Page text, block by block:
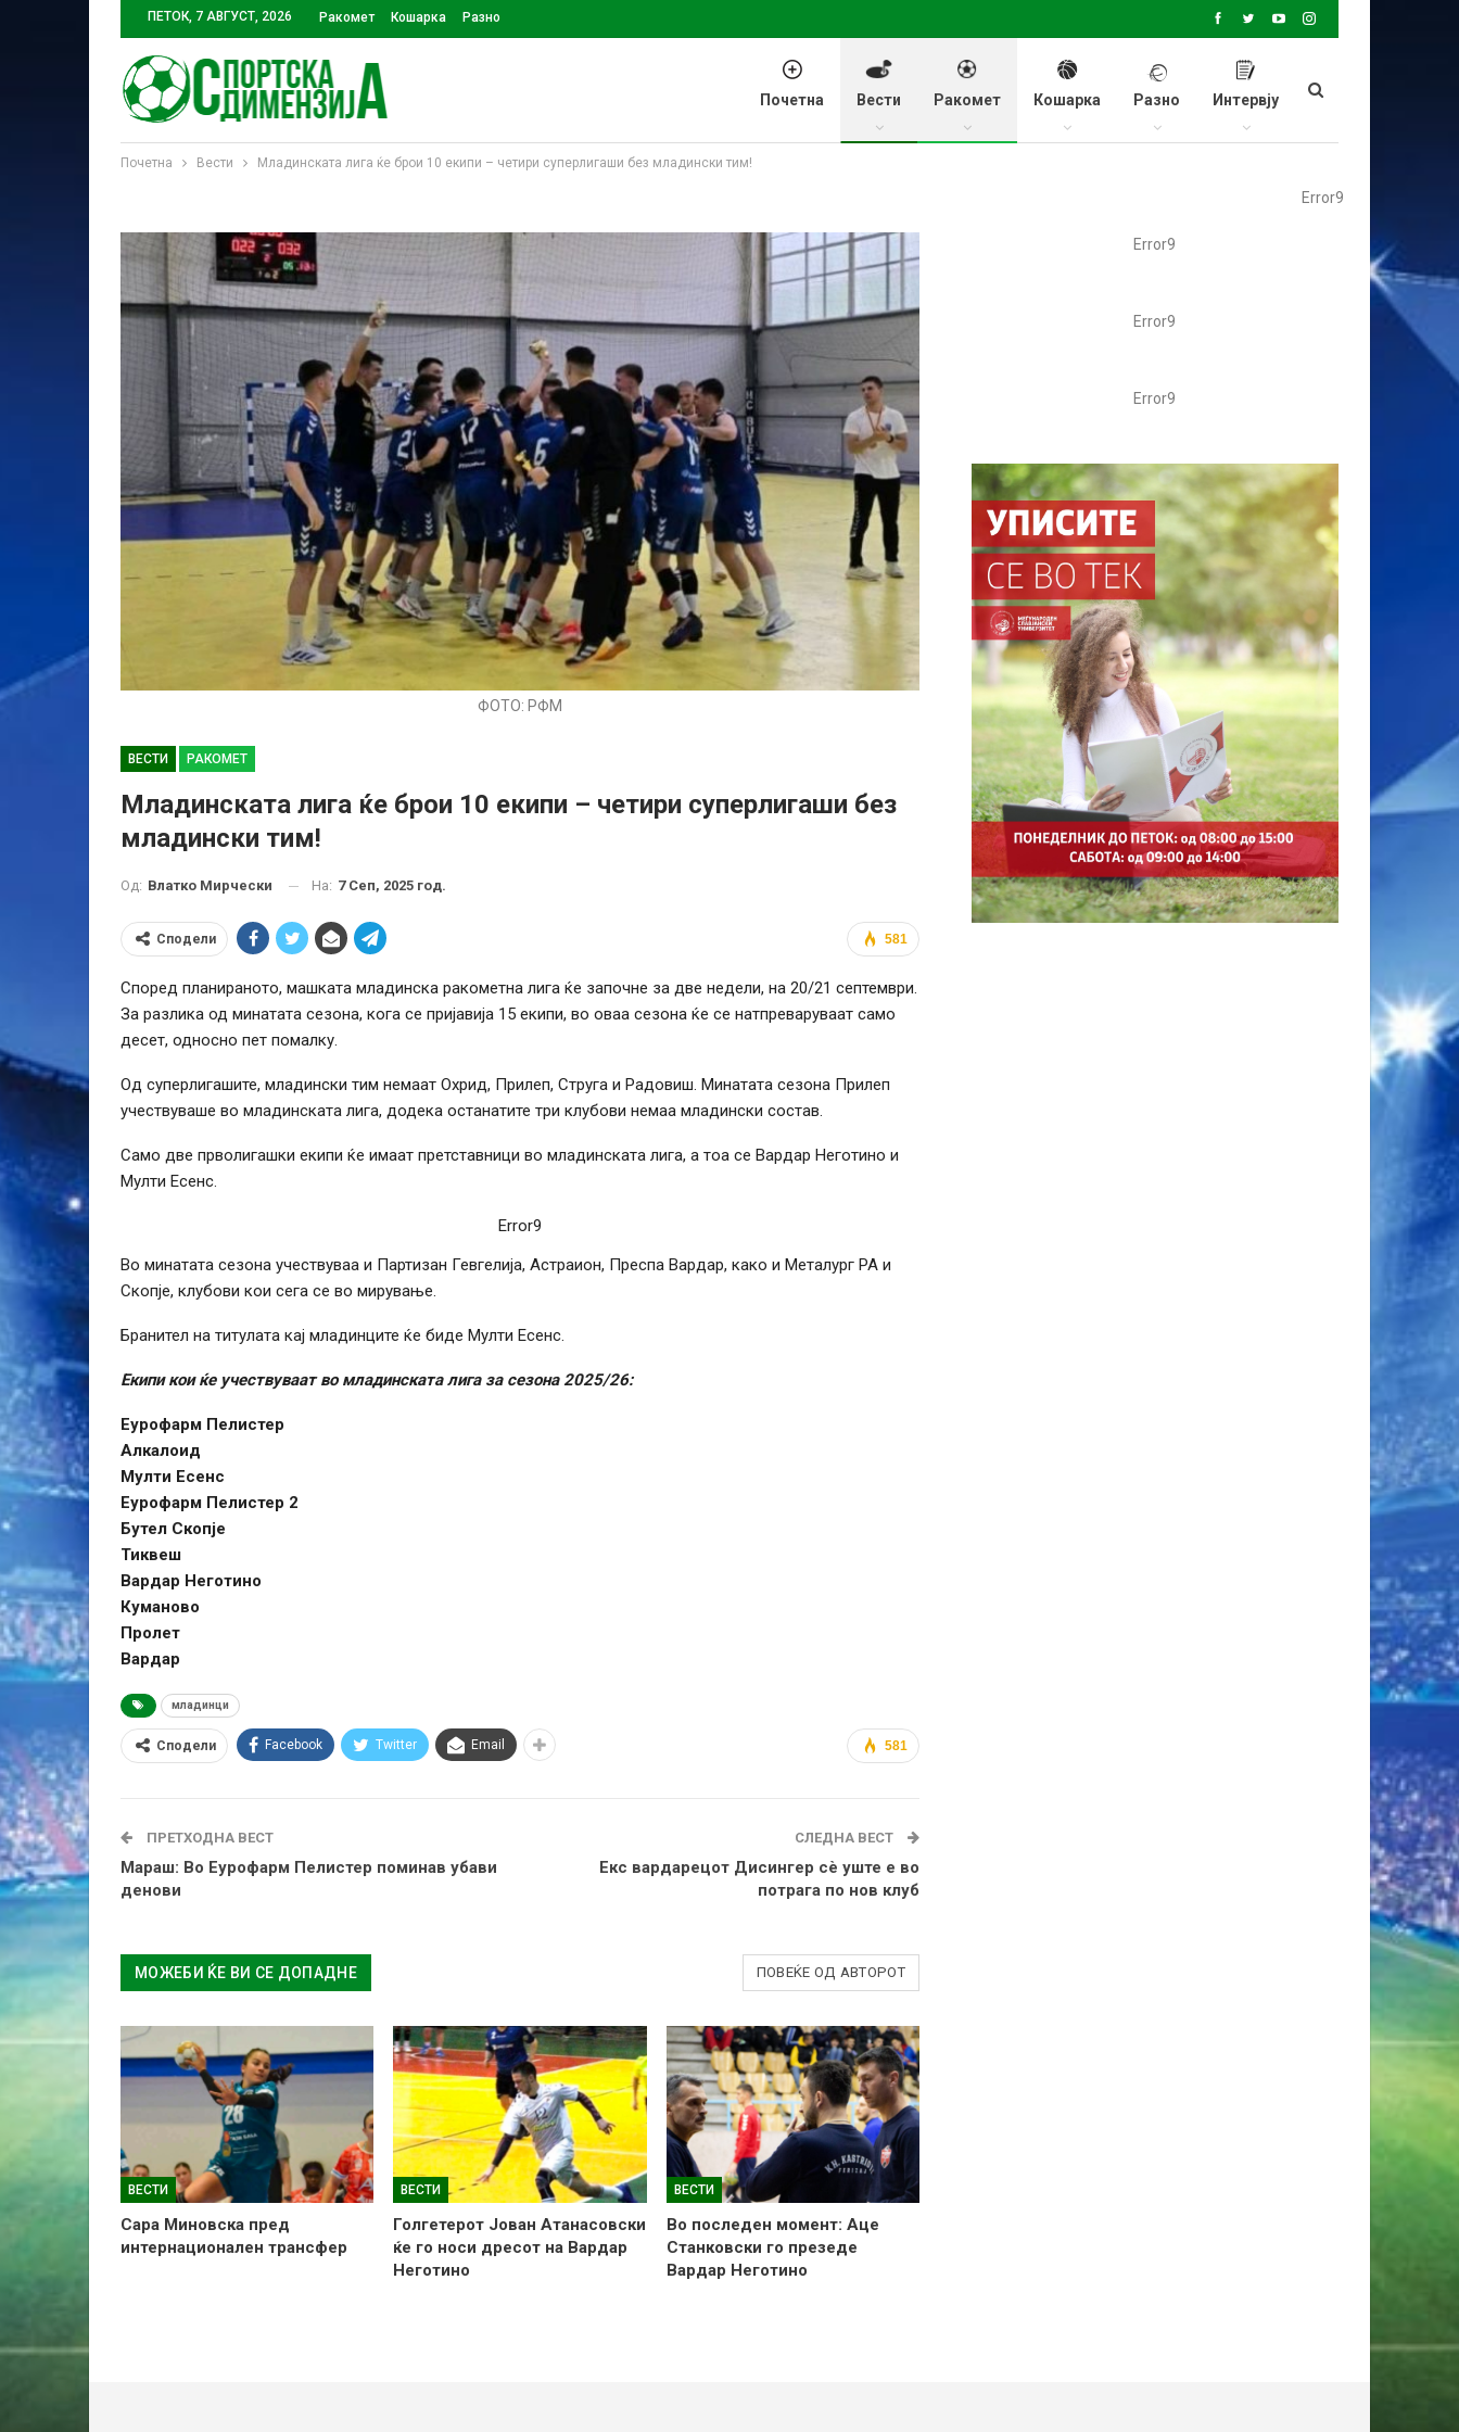
ПЕТОК, 7 АВГУСТ, 2026 Ракомет Кошарка Разно
Почетна Вести Ракомет Кошарка Разно Интервју
Почетна Вести Младинската лига ќе брои 10 екипи – четири суперлигаши без младински тим!
Error9
ФОТО: РФМ
ВЕСТИ РАКОМЕТ
Младинската лига ќе брои 10 екипи – четири суперлигаши без
младински тим!
Од: Влатко Мирчески На: 7 Сеп, 2025 год.
581
Сподели
Според планираното, машката младинска ракометна лига ќе започне за две недели, на 20/21 септември.
За разлика од минатата сезона, кога се пријавија 15 екипи, во оваа сезона ќе се натпреваруваат само
десет, односно пет помалку.
Од суперлигашите, младински тим немаат Охрид, Прилеп, Струга и Радовиш. Минатата сезона Прилеп
учествуваше во младинската лига, додека останатите три клубови немаа младински состав.
Само две прволигашки екипи ќе имаат претставници во младинската лига, а тоа се Вардар Неготино и
Мулти Есенс.
Error9
Во минатата сезона учествуваа и Партизан Гевгелија, Астраион, Преспа Вардар, како и Металург РА и
Скопје, клубови кои сега се во мирување.
Бранител на титулата кај младинците ќе биде Мулти Есенс.
Екипи кои ќе учествуваат во младинската лига за сезона 2025/26:
Еурофарм Пелистер
Алкалоид
Мулти Есенс
Еурофарм Пелистер 2
Бутел Скопје
Тиквеш
Вардар Неготино
Куманово
Пролет
Вардар
младинци
581
Сподели Facebook Twitter Email
ПРЕТХОДНА ВЕСТ
Мараш: Во Еурофарм Пелистер поминав убави
денови
СЛЕДНА ВЕСТ
Екс вардарецот Дисингер сè уште е во
потрага по нов клуб
МОЖЕБИ ЌЕ ВИ СЕ ДОПАДНЕ ПОВЕЌЕ ОД АВТОРОТ
ВЕСТИ
Сара Миновска пред
интернационален трансфер
ВЕСТИ
Голгетерот Јован Атанасовски
ќе го носи дресот на Вардар
Неготино
ВЕСТИ
Во последен момент: Аце
Станковски го презеде
Вардар Неготино
Error9
Error9
Error9